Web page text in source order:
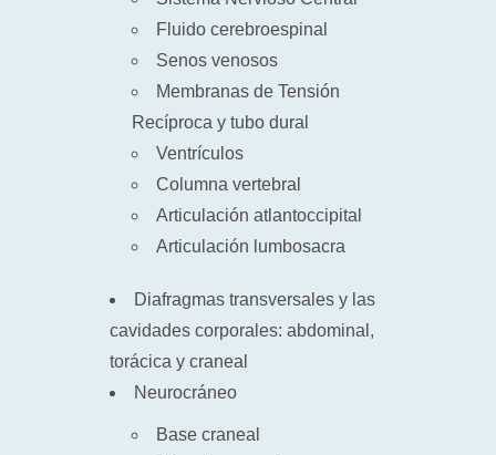
Fluido cerebroespinal
Senos venosos
Membranas de Tensión
Recíproca y tubo dural
Ventrículos
Columna vertebral
Articulación atlantoccipital
Articulación lumbosacra
Diafragmas transversales y las
cavidades corporales: abdominal,
torácica y craneal
Neurocráneo
Base craneal